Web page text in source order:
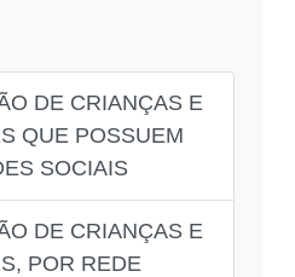
DE CRIANÇAS E
QUE POSSUEM
SOCIAIS
DE CRIANÇAS E
POR REDE